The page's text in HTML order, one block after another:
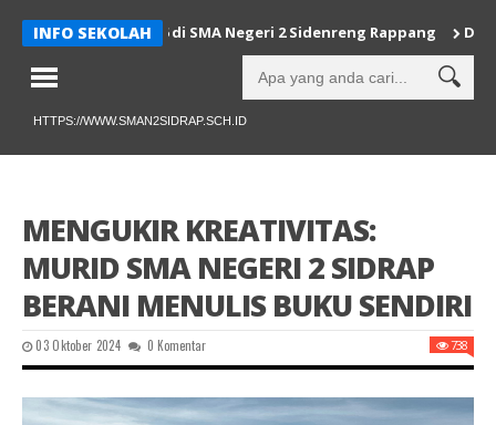
INFO SEKOLAH
Sulsel ke-356 di SMA Negeri 2 Sidenreng Rappang Dewan
HTTPS://WWW.SMAN2SIDRAP.SCH.ID
MENGUKIR KREATIVITAS:
MURID SMA NEGERI 2 SIDRAP
BERANI MENULIS BUKU SENDIRI
03 Oktober 2024 0 Komentar 738